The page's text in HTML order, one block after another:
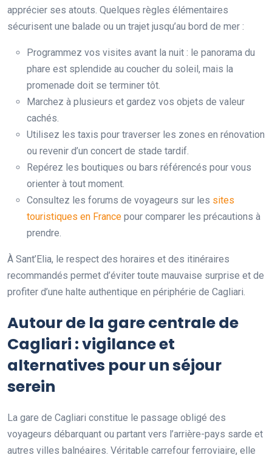
apprécier ses atouts. Quelques règles élémentaires
sécurisent une balade ou un trajet jusqu’au bord de mer :
Programmez vos visites avant la nuit : le panorama du
phare est splendide au coucher du soleil, mais la
promenade doit se terminer tôt.
Marchez à plusieurs et gardez vos objets de valeur
cachés.
Utilisez les taxis pour traverser les zones en rénovation
ou revenir d’un concert de stade tardif.
Repérez les boutiques ou bars référencés pour vous
orienter à tout moment.
Consultez les forums de voyageurs sur les sites
touristiques en France pour comparer les précautions à
prendre.
À Sant’Elia, le respect des horaires et des itinéraires
recommandés permet d’éviter toute mauvaise surprise et de
profiter d’une halte authentique en périphérie de Cagliari.
Autour de la gare centrale de
Cagliari : vigilance et
alternatives pour un séjour
serein
La gare de Cagliari constitue le passage obligé des
voyageurs débarquant ou partant vers l’arrière-pays sarde et
autres villes balnéaires. Véritable carrefour ferroviaire, elle